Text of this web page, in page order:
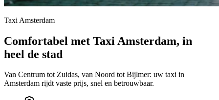
Taxi Amsterdam
Comfortabel met Taxi Amsterdam, in
heel de stad
Van Centrum tot Zuidas, van Noord tot Bijlmer: uw taxi in
Amsterdam rijdt vaste prijs, snel en betrouwbaar.